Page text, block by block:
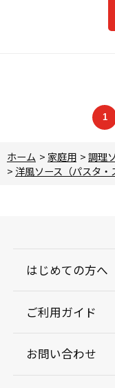
1
ホーム > 家庭用 >調理
> 洋風ソース（パスタ・
はじめての方へ
ご利用ガイド
お問い合わせ